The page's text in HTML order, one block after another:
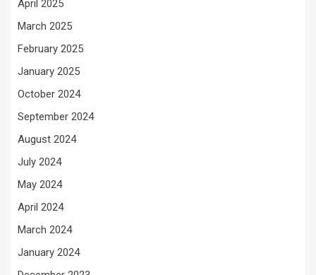
April 2025
March 2025
February 2025
January 2025
October 2024
September 2024
August 2024
July 2024
May 2024
April 2024
March 2024
January 2024